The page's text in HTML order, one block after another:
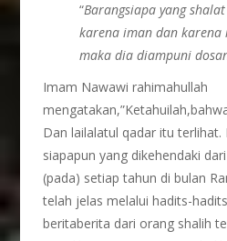
“Barangsiapa yang
karena iman dan karena
maka dia diampuni
Imam Nawawi rahimahullah
Dan lailalatul qadar itu
siapapun yang dikehendaki
(pada) setiap tahun di bulan
telah jelas melalui hadits-
beritaberita dari orang shalih